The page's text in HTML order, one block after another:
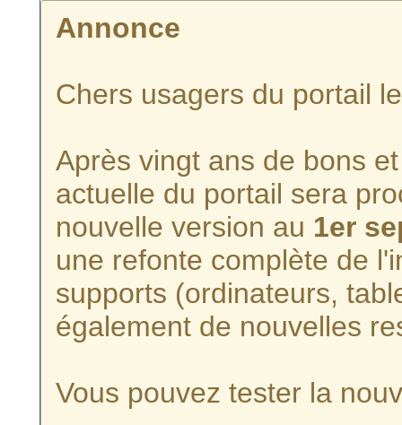
Annonce
Chers usagers du portail
Après vingt ans de bons
actuelle du portail sera
nouvelle version au 1er
une refonte complète de
supports (ordinateurs,
également de nouvelles
Vous pouvez tester la